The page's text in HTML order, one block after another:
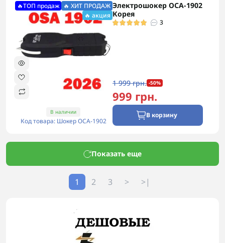
🔥ТОП продаж 🔥 ХИТ ПРОДАЖ
🔥 акция
В наличии
Код товара: Шокер ОСА-1902
Электрошокер ОСА-1902
Корея
3
1 999 грн. -50%
999 грн.
В корзину
Показать еще
1 2 3 > >|